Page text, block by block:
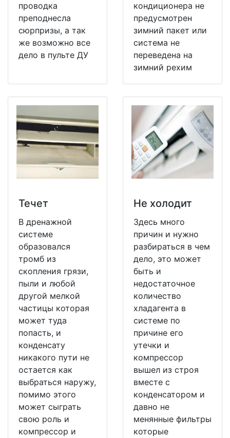
проводка
преподнесла
сюрпризы, а так
же возможно все
дело в пульте ДУ
кондиционера не
предусмотрен
зимний пакет или
система не
переведена на
зимний рехим
Течет
В дренажной
системе
образовался
тромб из
скопления грязи,
пыли и любой
другой мелкой
частицы которая
может туда
попасть, и
конденсату
никакого пути не
остается как
выбраться наружу,
помимо этого
может сыграть
свою роль и
компрессор и
Не холодит
Здесь много
причин и нужно
разбираться в чем
дело, это может
быть и
недостаточное
количество
хладагента в
системе по
причине его
утечки и
компрессор
вышел из строя
вместе с
конденсатором и
давно не
менянные фильтры
которые